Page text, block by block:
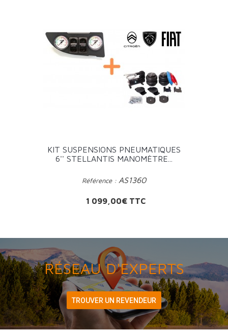
KIT SUSPENSIONS PNEUMATIQUES
6'' STELLANTIS MANOMÈTRE...
Référence : AS1360
Prix
1 099,00€ TTC
RÉSEAU D'EXPERTS
TROUVER UN REVENDEUR